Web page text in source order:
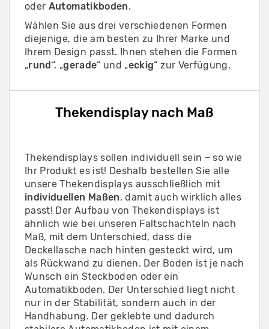
oder Automatikboden.
Wählen Sie aus drei verschiedenen Formen
diejenige, die am besten zu Ihrer Marke und
Ihrem Design passt. Ihnen stehen die Formen
„rund “, „gerade“ und „eckig“ zur Verfügung.
Thekendisplay nach Maß
Thekendisplays sollen individuell sein – so wie
Ihr Produkt es ist! Deshalb bestellen Sie alle
unsere Thekendisplays ausschließlich mit
individuellen Maßen, damit auch wirklich alles
passt! Der Aufbau von Thekendisplays ist
ähnlich wie bei unseren Faltschachteln nach
Maß, mit dem Unterschied, dass die
Deckellasche nach hinten gesteckt wird, um
als Rückwand zu dienen. Der Boden ist je nach
Wunsch ein Steckboden oder ein
Automatikboden. Der Unterschied liegt nicht
nur in der Stabilität, sondern auch in der
Handhabung. Der geklebte und dadurch